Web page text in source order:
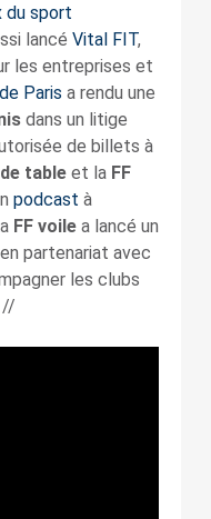
du sport
lancé Vital FIT,
les entreprises et
Paris a rendu une
dans un litige
de billets à
tableet la FF
podcast à
FF voilea lancé un
en partenariat avec
les clubs
//